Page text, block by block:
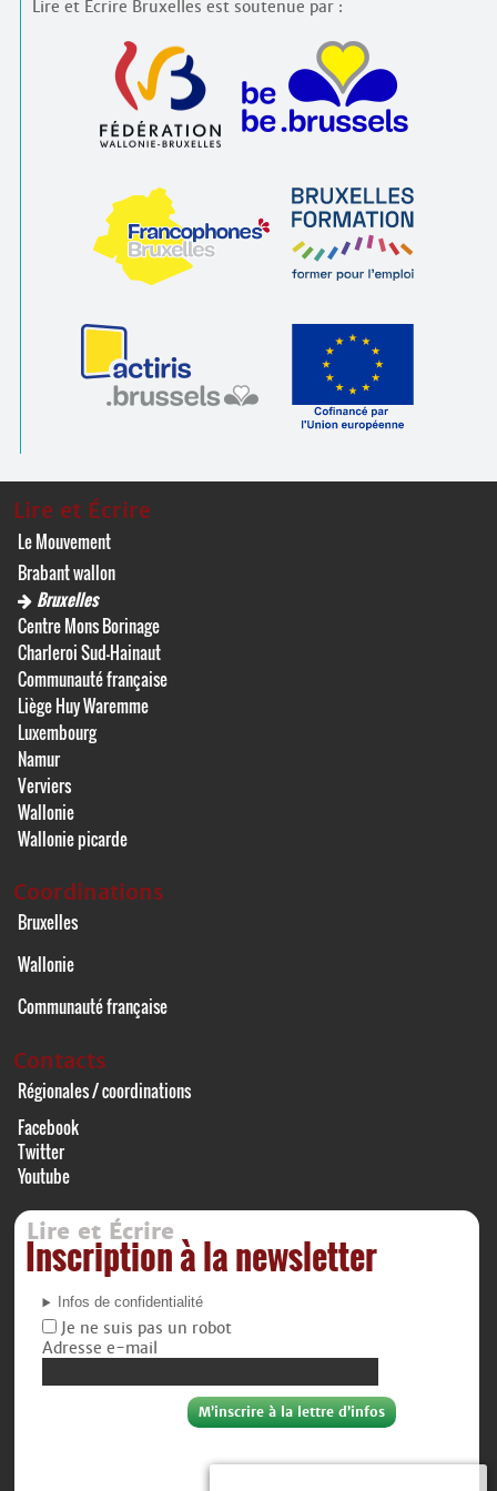
Lire et Écrire Bruxelles est soutenue par :
Lire et Écrire
Le Mouvement
Brabant wallon
Bruxelles
Centre Mons Borinage
Charleroi Sud-Hainaut
Communauté française
Liège Huy Waremme
Luxembourg
Namur
Verviers
Wallonie
Wallonie picarde
Coordinations
Bruxelles
Wallonie
Communauté française
Contacts
Régionales / coordinations
Facebook
Twitter
Youtube
Lire et Écrire
Inscription à la newsletter
Infos de confidentialité
Je ne suis pas un robot
Adresse e-mail